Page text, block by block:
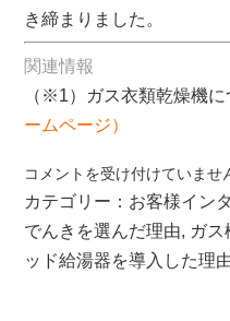
き締まりました。
関連情報
（※1）ガス衣類乾燥機に
ームページ）
お
客
様
ン
コメントを受け付けていませ
カテゴリー： お客様イン
でんきを選んだ理由, ガス
ッド給湯器を導入した理